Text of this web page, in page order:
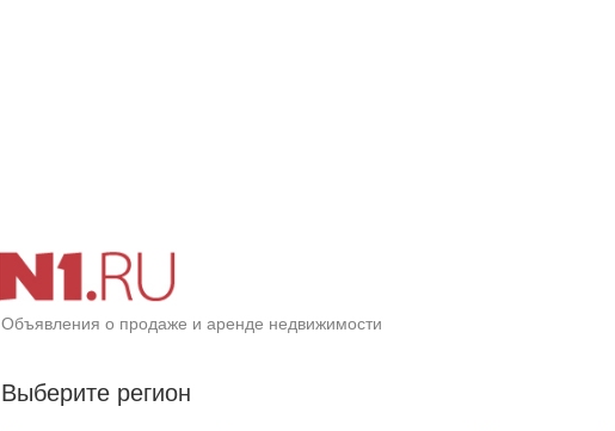
Объявления о продаже и аренде недвижимости
Выберите регион